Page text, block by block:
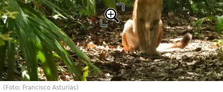
(Foto: Francisco Asturias)